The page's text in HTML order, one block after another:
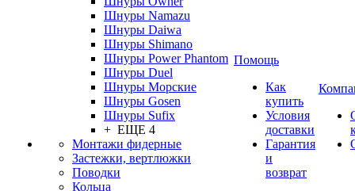
Шнуры Namazu
Шнуры Daiwa
Шнуры Shimano
Шнуры Power Phantom
Шнуры Duel
Шнуры Морские
Шнуры Gosen
Шнуры Sufix
+ ЕЩЕ 4
Монтажи фидерные
Застежки, вертлюжки
Поводки
Кольца
Помощь
Как
купить
Условия
доставки
Гарантия
и
возврат